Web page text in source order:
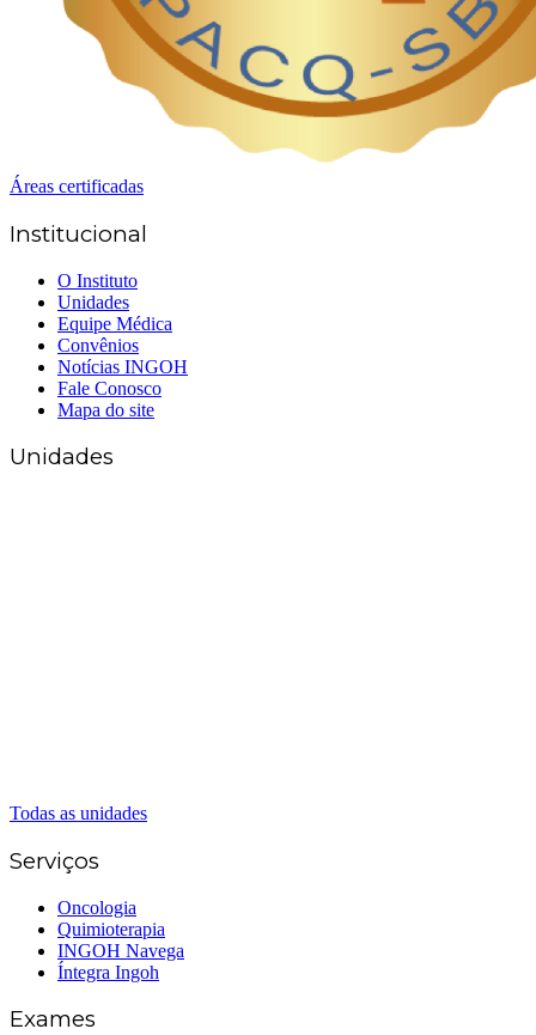
Áreas certificadas
Institucional
O Instituto
Unidades
Equipe Médica
Convênios
Notícias INGOH
Fale Conosco
Mapa do site
Unidades
Todas as unidades
Serviços
Oncologia
Quimioterapia
INGOH Navega
Íntegra Ingoh
Exames